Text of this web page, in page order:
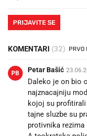
KOMENTARI (32)
PB
Daleko je on bio
najznacajniju
kojoj su profitirali
tajne sluzbe su
protivnika rezima
A teokratska